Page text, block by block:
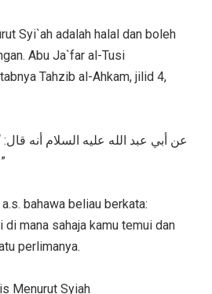
Syi`ah adalah halal dan boleh
Abu Ja`far al-Tusi
Tahzib al-Ahkam, jilid 4,
عن أبي عبد الله عليه السلام أنه
وجدته وادفع إلينا الخمس”
bahawa beliau berkata:
mana sahaja kamu temui dan
perlimanya.
Menurut Syiah